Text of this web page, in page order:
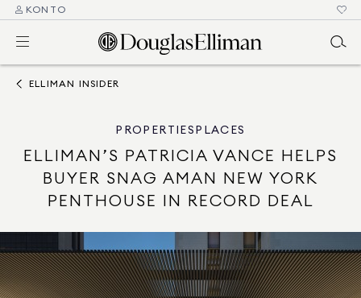
KONTO
ELLIMAN INSIDER
PROPERTIES PLACES
ELLIMAN’S PATRICIA VANCE HELPS
BUYER SNAG AMAN NEW YORK
PENTHOUSE IN RECORD DEAL